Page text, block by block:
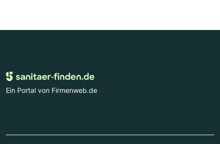
Ein Portal von Firmenweb.de